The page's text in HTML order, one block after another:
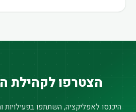
הצטרפו לקהילת
היכנסו לאפליקציה, השתתפו בפעילויות